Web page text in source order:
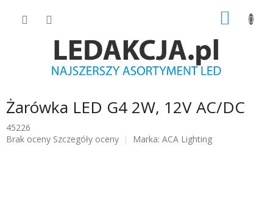
Żarówka LED G4 2W, 12V AC/DC
45226
Średnia
Brak oceny Szczegóły oceny Marka: ACA Lighting